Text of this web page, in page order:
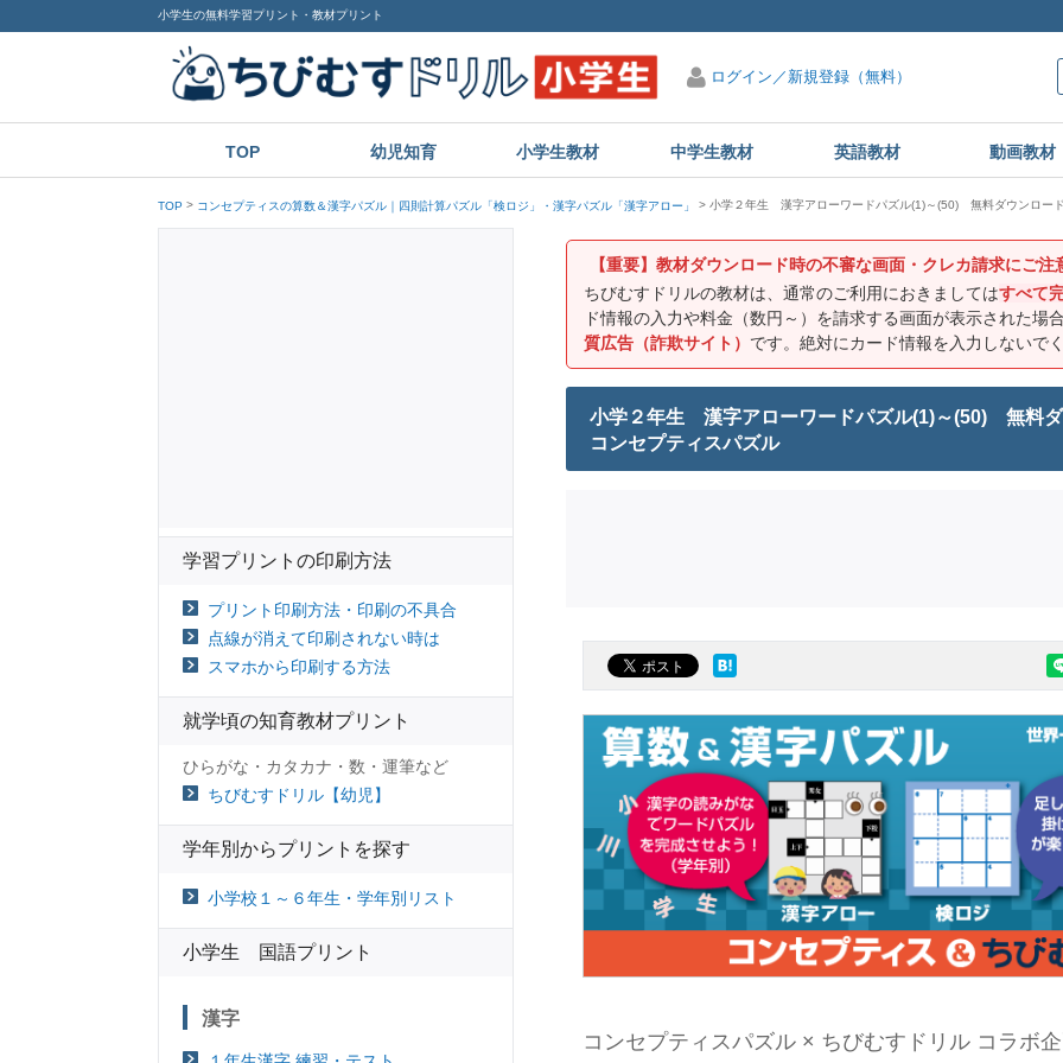
小学生の無料学習プリント・教材プリント
ログイン／新規登録（無料）
TOP 幼児知育 小学生教材 中学生教材 英語教材 動画教材
TOP コンセプティスの算数＆漢字パズル｜四則計算パズル「検ロジ」・漢字パズル「漢字アロー」 小学２年生 漢字アローワードパズル(1)～(50) 無料ダウンロー
【重要】教材ダウンロード時の不審な画面・クレカ請求にご注
ちびむすドリルの教材は、通常のご利用におきましてはすべて
ド情報の入力や料金（数円～）を請求する画面が表示された場
質広告（詐欺サイト） です。絶対にカード情報を入力しないで
小学２年生 漢字アローワードパズル(1)～(50) 無料
コンセプティスパズル
コンセプティスパズル × ちびむすドリル コラボ
学習プリントの印刷方法
プリント印刷方法・印刷の不具合
点線が消えて印刷されない時は
スマホから印刷する方法
就学頃の知育教材プリント
ひらがな・カタカナ・数・運筆など
ちびむすドリル【幼児】
学年別からプリントを探す
小学校１～６年生・学年別リスト
小学生 国語プリント
漢字